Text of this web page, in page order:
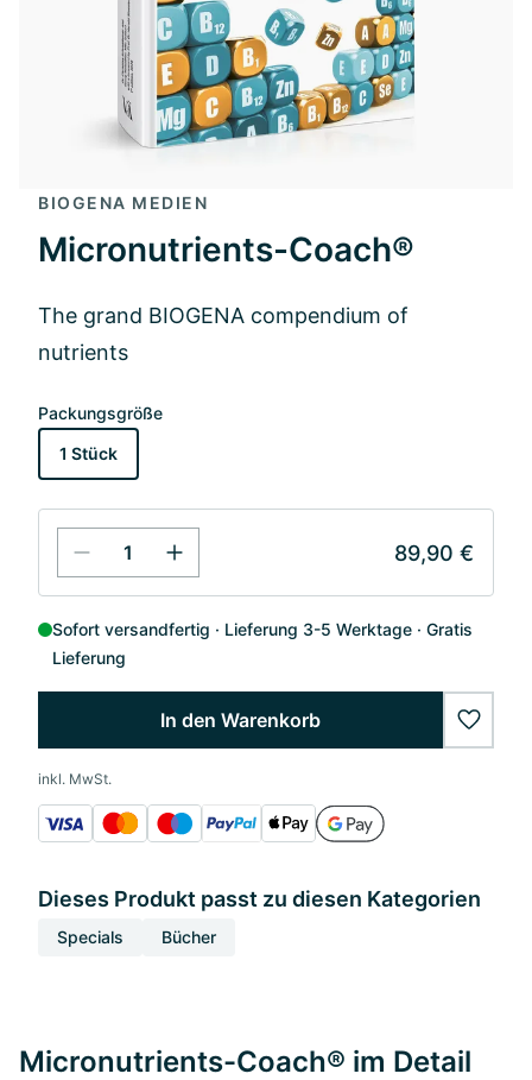
BIOGENA MEDIEN
Micronutrients-Coach®
The grand BIOGENA compendium of
nutrients
Packungsgröße
1 Stück
89,90 €
Sofort versandfertig Lieferung 3-5 Werktage
Gratis
Lieferung
In den Warenkorb
inkl. MwSt.
Dieses Produkt passt zu diesen Kategorien
Specials Bücher
Micronutrients-Coach® im Detail